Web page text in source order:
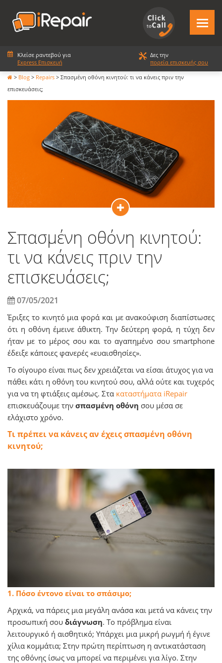
Κλείσε ραντεβού για
Express Επισκευή
Δες την
πορεία επισκευής σου
> Blog > Repairs > Σπασμένη οθόνη κινητού: τι να κάνεις πριν την
επισκευάσεις;
Σπασμένη οθόνη κινητού:
τι να κάνεις πριν την
επισκευάσεις;
07/05/2021
Έριξες το κινητό μια φορά και με ανακούφιση διαπίστωσες
ότι η οθόνη έμεινε άθικτη. Την δεύτερη φορά, η τύχη δεν
ήταν με το μέρος σου και το αγαπημένο σου smartphone
έδειξε κάποιες φανερές «ευαισθησίες».
Το σίγουρο είναι πως δεν χρειάζεται να είσαι άτυχος για να
πάθει κάτι η οθόνη του κινητού σου, αλλά ούτε και τυχερός
για να τη φτιάξεις αμέσως. Στα καταστήματα iRepair
επισκευάζουμε την σπασμένη οθόνη σου μέσα σε
ελάχιστο χρόνο.
Τι πρέπει να κάνεις αν έχεις σπασμένη οθόνη
κινητού;
1. Πόσο έντονο είναι το σπάσιμο;
Αρχικά, να πάρεις μια μεγάλη ανάσα και μετά να κάνεις την
προσωπική σου διάγνωση. Το πρόβλημα είναι
λειτουργικό ή αισθητικό; Υπάρχει μια μικρή ρωγμή ή έγινε
χίλια κομμάτια; Στην πρώτη περίπτωση η αντικατάσταση
της οθόνης ίσως να μπορεί να περιμένει για λίγο. Στην